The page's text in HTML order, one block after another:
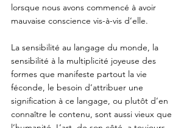
lorsque nous avons commencé à avoir
mauvaise conscience vis-à-vis d’elle.
La sensibilité au langage du monde, la
sensibilité à la multiplicité joyeuse des
formes que manifeste partout la vie
féconde, le besoin d’attribuer une
signification à ce langage, ou plutôt d’en
connaître le contenu, sont aussi vieux que